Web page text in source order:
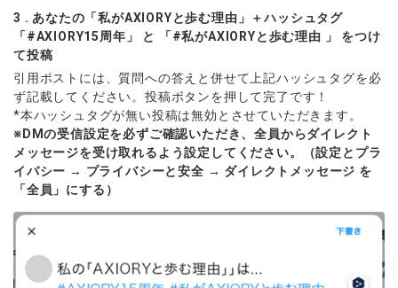
3 . あなたの「私がAXIORYと歩む理由」＋ハッシュタグ
「#AXIORY15周年」 と 「#私がAXIORYと歩む理由 」 をつけ
て投稿
引用ポストには、質問への答えと併せて上記ハッシュタグを必
ず記載してください。投稿ボタンを押して完了です！
*本ハッシュタグが無い投稿は無効とさせていただきます。
※DMの受信設定を必ずご確認いただき、全員からダイレクト
メッセージを受け取れるよう設定してください。（設定とプラ
イバシー → プライバシーと安全 → ダイレクトメッセージ を
「全員」にする）